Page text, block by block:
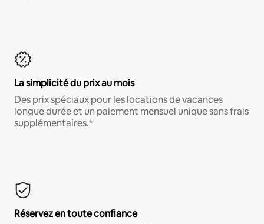
La simplicité du prix au mois
Des prix spéciaux pour les locations de vacances
longue durée et un paiement mensuel unique sans frais
supplémentaires.*
Réservez en toute confiance